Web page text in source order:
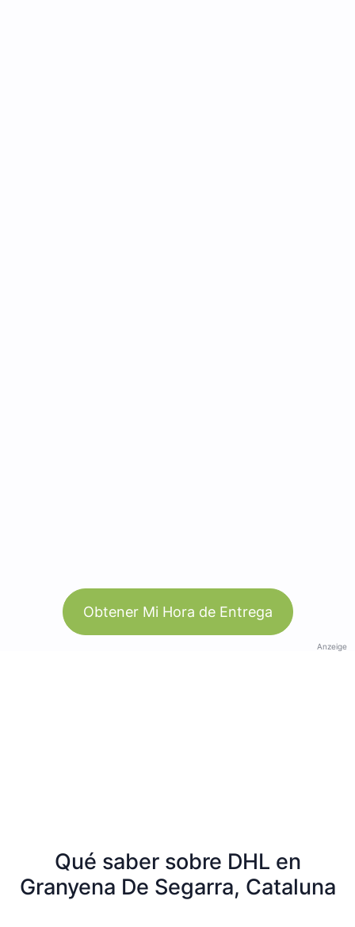
Obtener Mi Hora de Entrega
Anzeige
Qué saber sobre DHL en
Granyena De Segarra, Cataluna